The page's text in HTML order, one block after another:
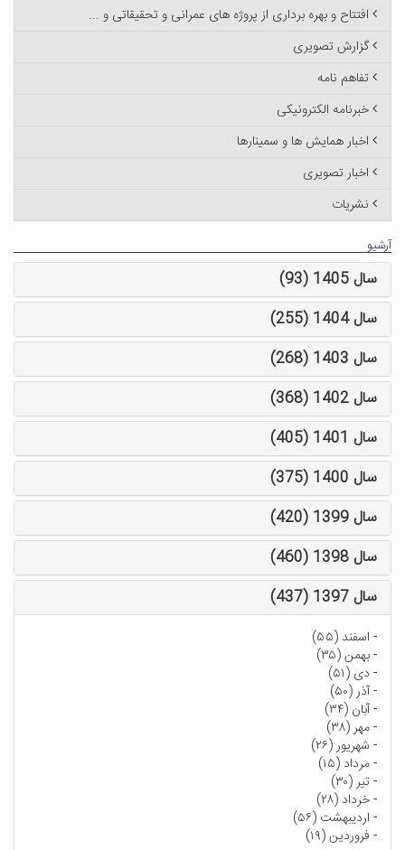
افتتاح و بهره برداری از پروژه های عمرانی و تحقیقاتی و ...
گزارش تصویری
تفاهم نامه
خبرنامه الکترونیکی
اخبار همایش ها و سمینارها
اخبار تصویری
نشریات
آرشیو
سال 1405 (93)
سال 1404 (255)
سال 1403 (268)
سال 1402 (368)
سال 1401 (405)
سال 1400 (375)
سال 1399 (420)
سال 1398 (460)
سال 1397 (437)
- اسفند (۵۵)
-بهمن (۳۵)
- دی (۵۱)
-آذر (۵۰)
-آبان (۳۴)
-مهر (۳۸)
- شهریور (۲۶)
-مرداد (۱۵)
-تیر (۳۰)
-خرداد (۲۸)
- اردیبهشت (۵۶)
- فروردین (۱۹)